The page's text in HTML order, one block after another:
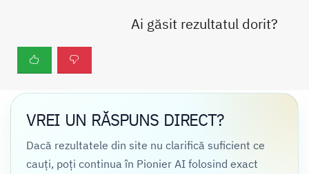
Ai găsit rezultatul dorit?
VREI UN RĂSPUNS DIRECT?
Dacă rezultatele din site nu clarifică suficient ce
cauți, poți continua în Pionier AI folosind exact